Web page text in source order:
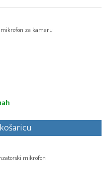
za kameru
mikrofon